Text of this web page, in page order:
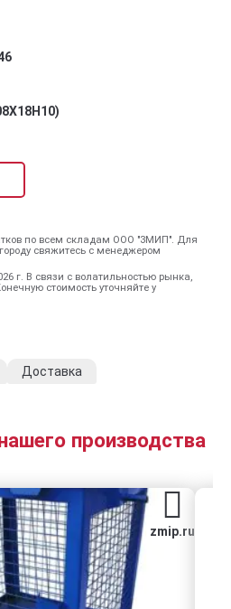
по всем складам ООО "ЗМИП". Для
свяжитесь с менеджером
г. В связи с волатильностью рынка,
стоимость уточняйте у
Доставка
производства
zmip.ru